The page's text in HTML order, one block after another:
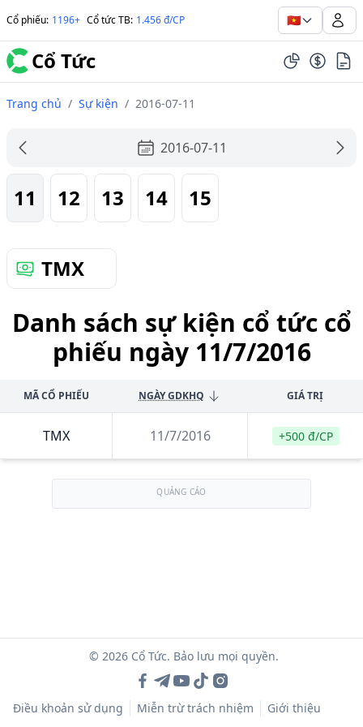
Cổ phiếu: 1196+ Cổ tức TB: 1.456 đ/CP 🇻🇳
Cổ Tức
Trang chủ / Sự kiện / 2016-07-11
2016-07-11
11 12 13 14 15
TMX
Danh sách sự kiện cổ tức cổ
phiếu ngày 11/7/2016
MÃ CỔ PHIẾU NGÀY GDKHQ GIÁ TRỊ
TMX 11/7/2016 +500 đ/CP
QUẢNG CÁO
© 2026 Cổ Tức. Bảo lưu mọi quyền.
Điều khoản sử dụng Miễn trừ trách nhiệm Giới thiệu